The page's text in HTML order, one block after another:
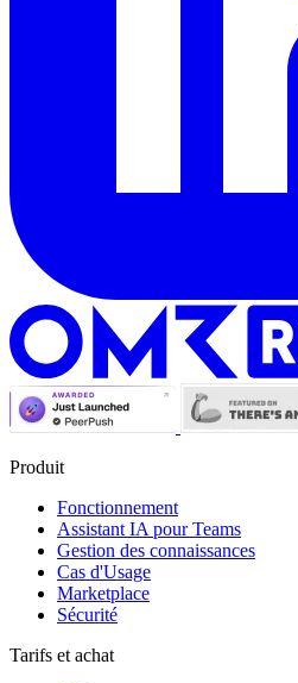
Produit
Fonctionnement
Assistant IA pour Teams
Gestion des connaissances
Cas d'Usage
Marketplace
Sécurité
Tarifs et achat